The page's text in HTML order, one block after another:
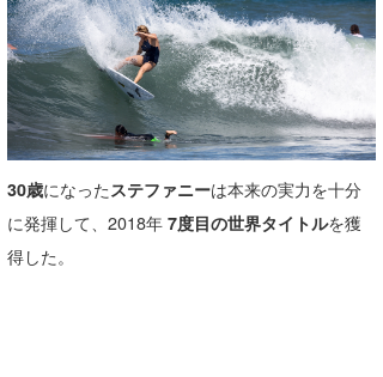
30歳になったステファニーは本来の実力を十分
に発揮して、2018年7度目の世界タイトルを獲
得した。
KOBU
KY
MIN
mitz
S.K